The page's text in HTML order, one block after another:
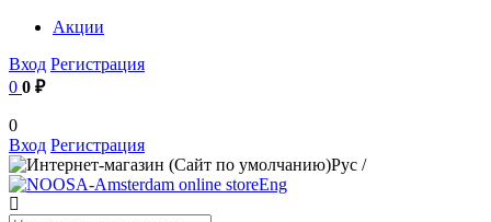
Акции
Вход Регистрация
0 0 ₽
0
Вход Регистрация
Рус /
Eng